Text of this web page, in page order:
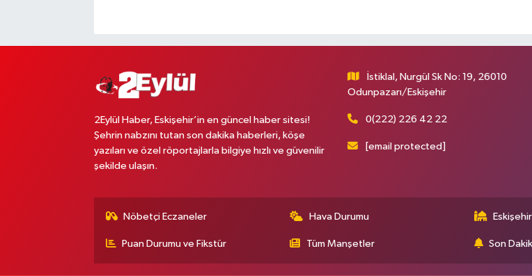
2Eylül Haber, Eskişehir’in en güncel haber sitesi!
Şehrin nabzını tutan son dakika haberleri, köşe
yazıları ve özel röportajlarla bilgiye hızlı ve güvenilir
şekilde ulaşın.
İstiklal, Nurgül Sk No: 19, 26010
Odunpazarı/Eskişehir
0(222) 226 42 22
[email protected]
Nöbetçi Eczaneler Hava Durumu
Puan Durumu ve Fikstür Tüm Manşetler Son